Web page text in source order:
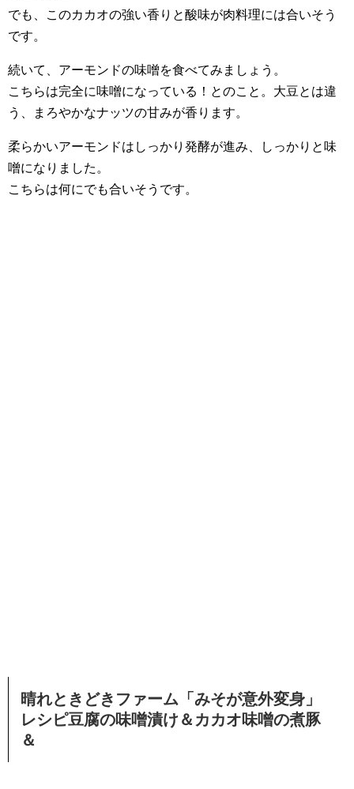
でも、このカカオの強い香りと酸味が肉料理には合いそう
です。
続いて、アーモンドの味噌を食べてみましょう。
こちらは完全に味噌になっている！とのこと。大豆とは違
う、まろやかなナッツの甘みが香ります。
柔らかいアーモンドはしっかり発酵が進み、しっかりと味
噌になりました。
こちらは何にでも合いそうです。
晴れときどきファーム「みそが意外変身」
レシピ豆腐の味噌漬け＆カカオ味噌の煮豚
＆